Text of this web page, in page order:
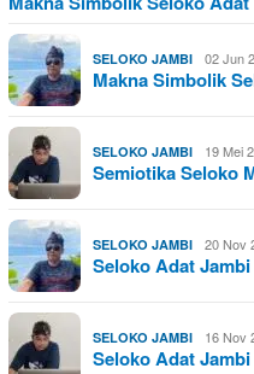
SELOKO JAMBI 02 Jun
Makna Simbolik
SELOKO JAMBI 19 Mei
Semiotika Seloko
SELOKO JAMBI 20 Nov
Seloko Adat
SELOKO JAMBI 16 Nov
Seloko Adat